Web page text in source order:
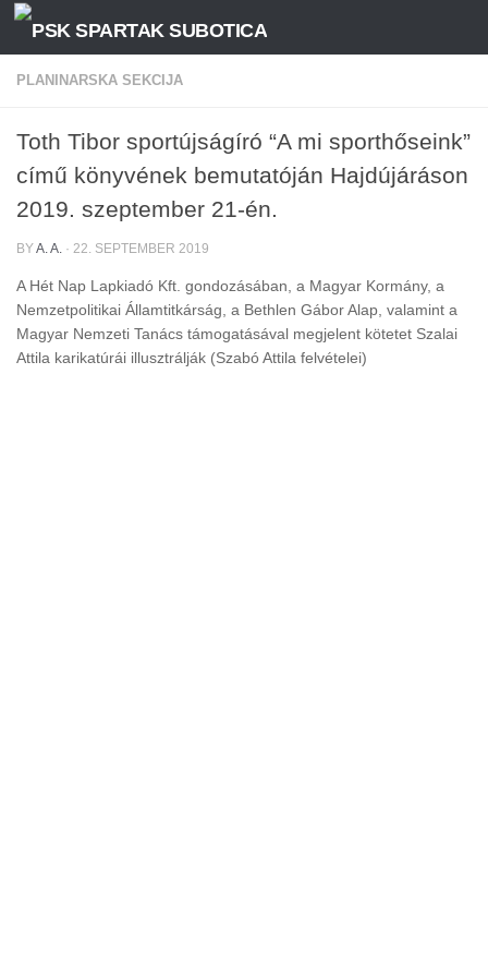
Skip to content
PLANINARSKA SEKCIJA
Toth Tibor sportújságíró “A mi sporthőseink”
című könyvének bemutatóján Hajdújáráson
2019. szeptember 21-én.
BYA. A. · 22. SEPTEMBER 2019
A Hét Nap Lapkiadó Kft. gondozásában, a Magyar Kormány, a
Nemzetpolitikai Államtitkárság, a Bethlen Gábor Alap, valamint a
Magyar Nemzeti Tanács támogatásával megjelent kötetet Szalai
Attila karikatúrái illusztrálják (Szabó Attila felvételei)